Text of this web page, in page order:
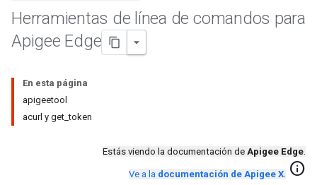
Herramientas de línea de comandos para
Apigee Edge
En esta página
apigeetool
acurl y get_token
Estás viendo la documentación de Apigee Edge.
Ve a la documentación de Apigee X. info